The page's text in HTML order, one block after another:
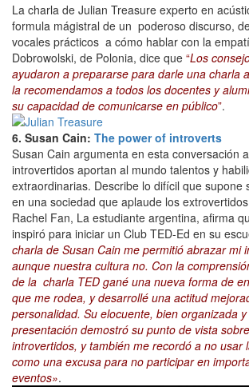
La charla de Julian Treasure experto en
formula mágistral de un poderoso discurso,
vocales prácticos a cómo hablar con la
Dobrowolski, de Polonia, dice que “Los
ayudaron a prepararse para darle una charla
la recomendamos a todos los docentes y
su capacidad de comunicarse en público”.
6. Susan Cain: The power of introverts
Susan Cain argumenta en esta conversación
introvertidos aportan al mundo talentos y
extraordinarias. Describe lo difícil que supone
en una sociedad que aplaude los
Rachel Fan, La estudiante argentina, afirma
inspiró para iniciar un Club TED-Ed en su
charla de Susan Cain me permitió abrazar mi
aunque nuestra cultura no. Con la
de la charla TED gané una nueva forma de
que me rodea, y desarrollé una actitud
personalidad. Su elocuente, bien organizada
presentación demostró su punto de vista
introvertidos, y también me recordó a no usar
como una excusa para no participar en
eventos».